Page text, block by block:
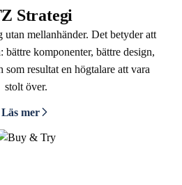
Strategi
mellanhänder. Det betyder att
bättre komponenter, bättre design,
resultat en högtalare att vara
stolt över.
Läs mer